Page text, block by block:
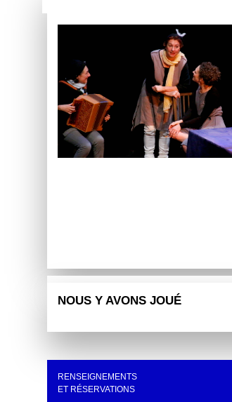
NOUS Y AVONS JOUÉ
RENSEIGNEMENTS
ET RÉSERVATIONS